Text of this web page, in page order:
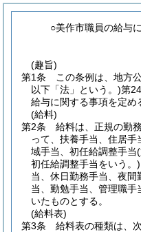
○美作市職員の給与
(趣旨)
第1条
この条例は、地方
以下「法」という。)第
給与に関する事項を定め
(給料)
第2条
給料は、正規の勤
って、扶養手当、住居
域手当、初任給調整手当
初任給調整手当をいう。)
当、休日勤務手当、夜
当、勤勉手当、管理職
いたものとする。
(給料表)
第3条
給料表の種類は、